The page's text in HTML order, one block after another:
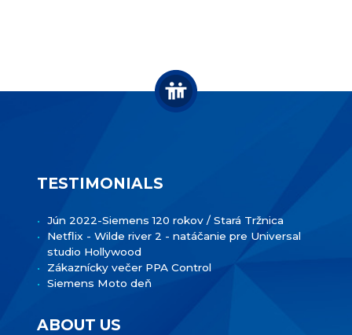
TESTIMONIALS
Jún 2022-Siemens 120 rokov / Stará Tržnica
Netflix - Wilde river 2 - natáčanie pre Universal
studio Hollywood
Zákaznícky večer PPA Control
Siemens Moto deň
ABOUT US